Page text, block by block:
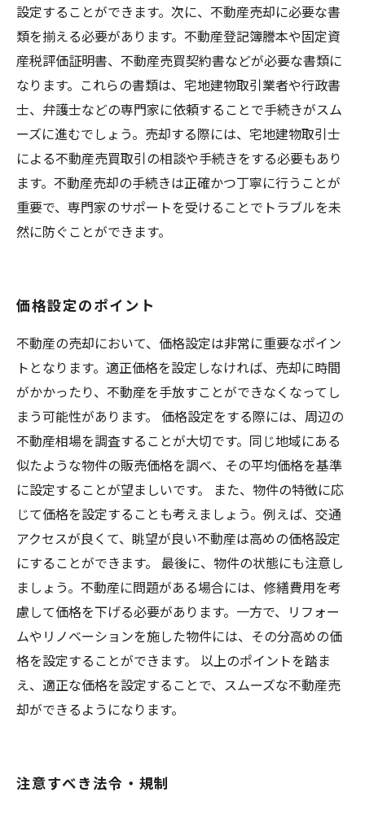
設定することができます。次に、不動産売却に必要な書
類を揃える必要があります。不動産登記簿謄本や固定資
産税評価証明書、不動産売買契約書などが必要な書類に
なります。これらの書類は、宅地建物取引業者や行政書
士、弁護士などの専門家に依頼することで手続きがスム
ーズに進むでしょう。売却する際には、宅地建物取引士
による不動産売買取引の相談や手続きをする必要もあり
ます。不動産売却の手続きは正確かつ丁寧に行うことが
重要で、専門家のサポートを受けることでトラブルを未
然に防ぐことができます。
価格設定のポイント
不動産の売却において、価格設定は非常に重要なポイン
トとなります。適正価格を設定しなければ、売却に時間
がかかったり、不動産を手放すことができなくなってし
まう可能性があります。 価格設定をする際には、周辺の
不動産相場を調査することが大切です。同じ地域にある
似たような物件の販売価格を調べ、その平均価格を基準
に設定することが望ましいです。 また、物件の特徴に応
じて価格を設定することも考えましょう。例えば、交通
アクセスが良くて、眺望が良い不動産は高めの価格設定
にすることができます。 最後に、物件の状態にも注意し
ましょう。不動産に問題がある場合には、修繕費用を考
慮して価格を下げる必要があります。一方で、リフォー
ムやリノベーションを施した物件には、その分高めの価
格を設定することができます。 以上のポイントを踏ま
え、適正な価格を設定することで、スムーズな不動産売
却ができるようになります。
注意すべき法令・規制